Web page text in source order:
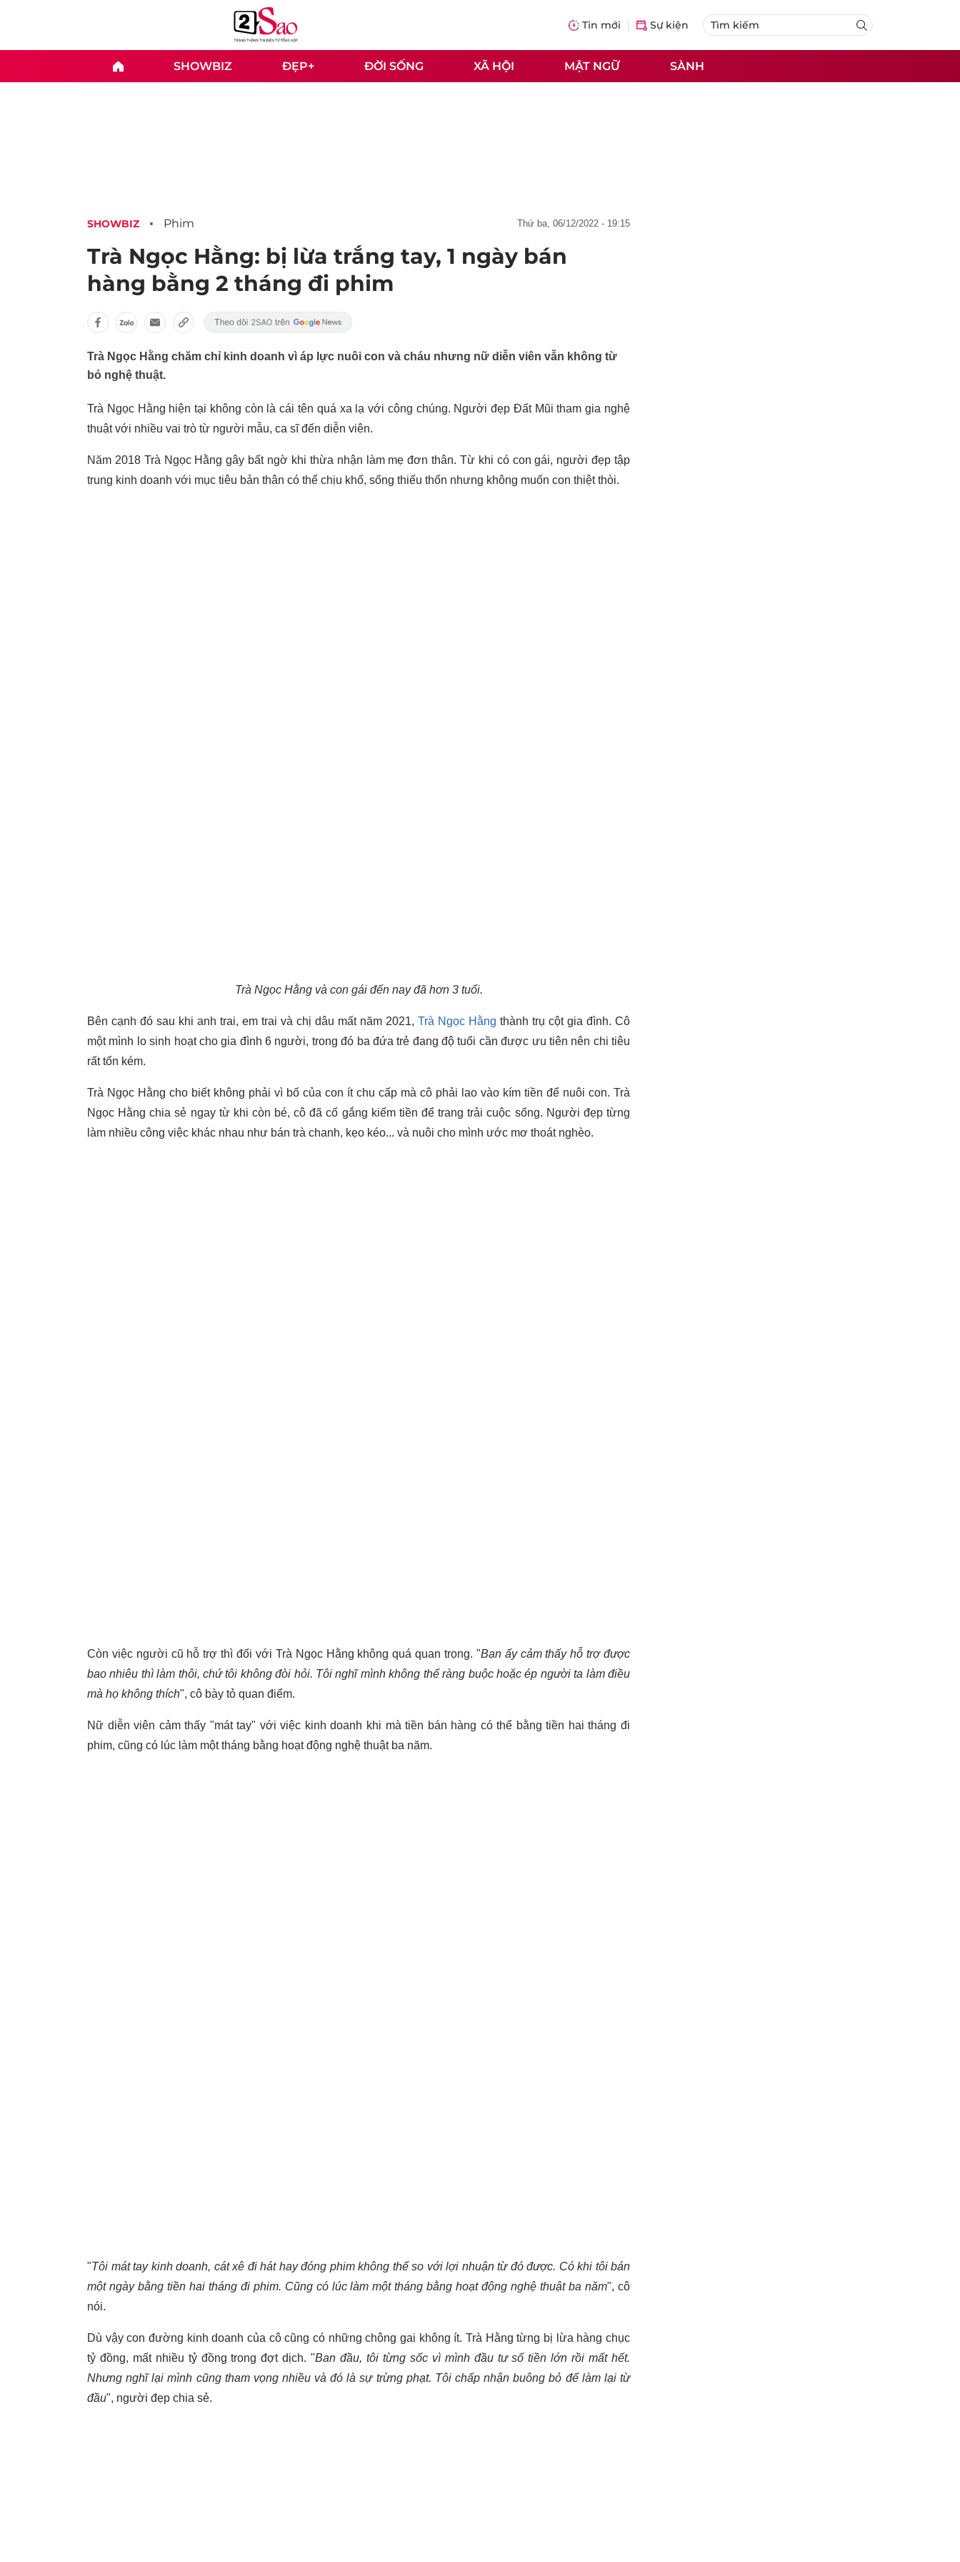
Tin mới Sự kiện
SHOWBIZ ĐẸP+ ĐỜI SỐNG XÃ HỘI MẬT NGỮ SÀNH
SHOWBIZ Phim thứ ba, 06/12/2022 - 19:15
Trà Ngọc Hằng: bị lừa trắng tay, 1 ngày bán
hàng bằng 2 tháng đi phim
Trà Ngọc Hằng chăm chỉ kinh doanh vì áp lực nuôi con và cháu nhưng nữ diễn viên vẫn không từ
bỏ nghệ thuật.
Trà Ngọc Hằng hiện tại không còn là cái tên quá xa lạ với công chúng. Người đẹp Đất Mũi tham gia nghệ
thuật với nhiều vai trò từ người mẫu, ca sĩ đến diễn viên.
Năm 2018 Trà Ngọc Hằng gây bất ngờ khi thừa nhận làm mẹ đơn thân. Từ khi có con gái, người đẹp tập
trung kinh doanh với mục tiêu bản thân có thể chịu khổ, sống thiếu thốn nhưng không muốn con thiệt thòi.
Trà Ngọc Hằng và con gái đến nay đã hơn 3 tuổi.
Bên cạnh đó sau khi anh trai, em trai và chị dâu mất năm 2021, Trà Ngọc Hằng thành trụ cột gia đình. Cô
một mình lo sinh hoạt cho gia đình 6 người, trong đó ba đứa trẻ đang độ tuổi cần được ưu tiên nên chi tiêu
rất tốn kém.
Trà Ngọc Hằng cho biết không phải vì bố của con ít chu cấp mà cô phải lao vào kím tiền để nuôi con. Trà
Ngọc Hằng chia sẻ ngay từ khi còn bé, cô đã cố gắng kiếm tiền để trang trải cuộc sống. Người đẹp từng
làm nhiều công việc khác nhau như bán trà chanh, kẹo kéo... và nuôi cho mình ước mơ thoát nghèo.
Còn việc người cũ hỗ trợ thì đối với Trà Ngọc Hằng không quá quan trọng. "Bạn ấy cảm thấy hỗ trợ được
bao nhiêu thì làm thôi, chứ tôi không đòi hỏi. Tôi nghĩ mình không thể ràng buộc hoặc ép người ta làm điều
mà họ không thích", cô bày tỏ quan điểm.
Nữ diễn viên cảm thấy "mát tay" với việc kinh doanh khi mà tiền bán hàng có thể bằng tiền hai tháng đi
phim, cũng có lúc làm một tháng bằng hoạt động nghệ thuật ba năm.
"Tôi mát tay kinh doanh, cát xê đi hát hay đóng phim không thể so với lợi nhuận từ đó được. Có khi tôi bán
một ngày bằng tiền hai tháng đi phim. Cũng có lúc làm một tháng bằng hoạt động nghệ thuật ba năm", cô
nói.
Dù vậy con đường kinh doanh của cô cũng có những chông gai không ít. Trà Hằng từng bị lừa hàng chục
tỷ đồng, mất nhiều tỷ đồng trong đợt dịch. "Ban đầu, tôi từng sốc vì mình đầu tư số tiền lớn rồi mất hết.
Nhưng nghĩ lại mình cũng tham vọng nhiều và đó là sự trừng phạt. Tôi chấp nhận buông bỏ để làm lại từ
đầu", người đẹp chia sẻ.